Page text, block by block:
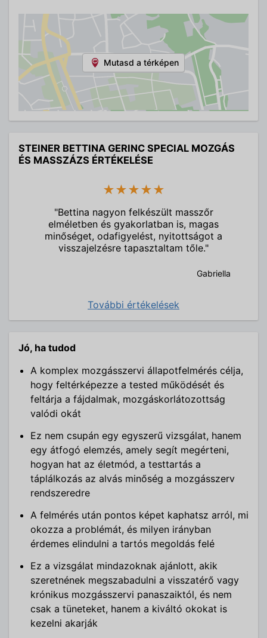
Mutasd a térképen
STEINER BETTINA GERINC SPECIAL MOZGÁS
ÉS MASSZÁZS ÉRTÉKELÉSE
★★★★★
"Bettina nagyon felkészült masszőr
elméletben és gyakorlatban is, magas
minőséget, odafigyelést, nyitottságot a
visszajelzésre tapasztaltam tőle."
Gabriella
További értékelések
Jó, ha tudod
A komplex mozgásszervi állapotfelmérés célja,
hogy feltérképezze a tested működését és
feltárja a fájdalmak, mozgáskorlátozottság
valódi okát
Ez nem csupán egy egyszerű vizsgálat, hanem
egy átfogó elemzés, amely segít megérteni,
hogyan hat az életmód, a testtartás a
táplálkozás az alvás minőség a mozgásszerv
rendszeredre
A felmérés után pontos képet kaphatsz arról, mi
okozza a problémát, és milyen irányban
érdemes elindulni a tartós megoldás felé
Ez a vizsgálat mindazoknak ajánlott, akik
szeretnének megszabadulni a visszatérő vagy
krónikus mozgásszervi panaszaiktól, és nem
csak a tüneteket, hanem a kiváltó okokat is
kezelni akarják